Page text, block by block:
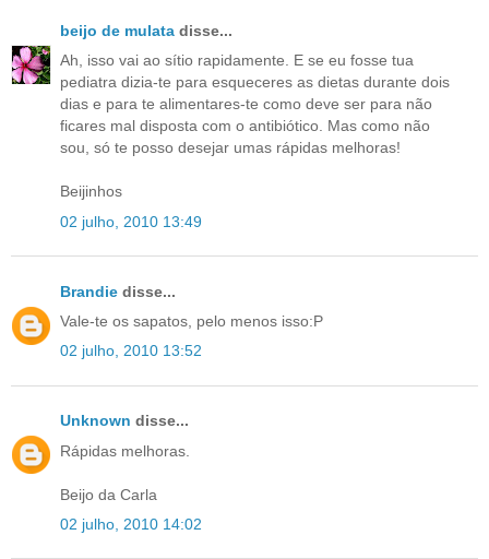
beijo de mulata disse...
Ah, isso vai ao sítio rapidamente. E se eu fosse tua
pediatra dizia-te para esqueceres as dietas durante dois
dias e para te alimentares-te como deve ser para não
ficares mal disposta com o antibiótico. Mas como não
sou, só te posso desejar umas rápidas melhoras!
Beijinhos
02 julho, 2010 13:49
Brandie disse...
Vale-te os sapatos, pelo menos isso:P
02 julho, 2010 13:52
Unknown disse...
Rápidas melhoras.
Beijo da Carla
02 julho, 2010 14:02